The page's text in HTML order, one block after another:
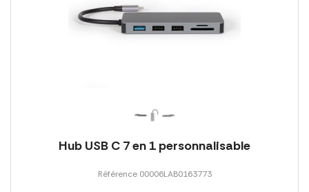
Hub USB C 7 en 1 personnalisable
Référence 00006LAB0163773